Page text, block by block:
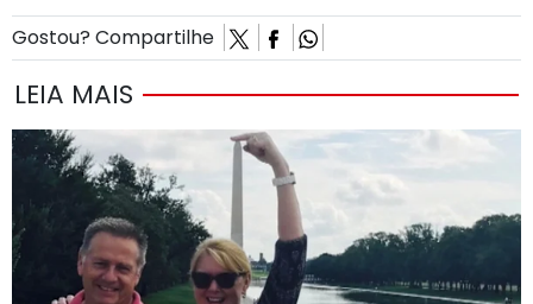
Gostou? Compartilhe
LEIA MAIS